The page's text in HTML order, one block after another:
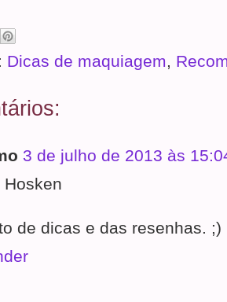
Dicas de maquiagem
3 de julho de 2013 às
de dicas e das resenhas. ;)